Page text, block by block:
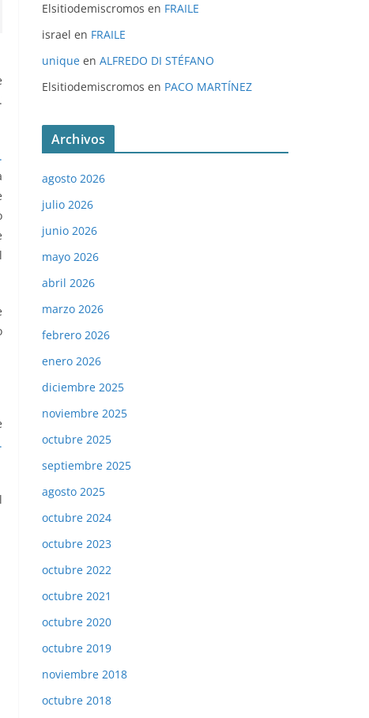
Elsitiodemiscromos en FRAILE
israel en FRAILE
unique en ALFREDO DI STÉFANO
Elsitiodemiscromos en PACO MARTÍNEZ
Archivos
agosto 2026
julio 2026
junio 2026
mayo 2026
abril 2026
marzo 2026
febrero 2026
enero 2026
diciembre 2025
noviembre 2025
octubre 2025
septiembre 2025
agosto 2025
octubre 2024
octubre 2023
octubre 2022
octubre 2021
octubre 2020
octubre 2019
noviembre 2018
octubre 2018